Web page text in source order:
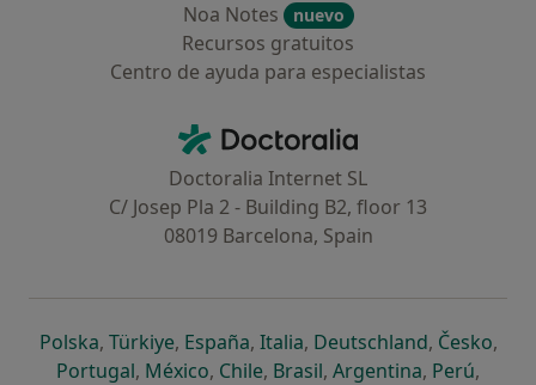
Noa Notes
nuevo
Recursos gratuitos
Centro de ayuda para especialistas
Doctoralia - Página de inicio
Doctoralia Internet SL
C/ Josep Pla 2 - Building B2, floor 13
08019 Barcelona, Spain
Polskase abre en una nueva pestaña
, Türkiyese abre en una nueva pestaña
, Españase abre en una nueva pestaña
, Italiase abre en una nueva
, Deutschlandse abre en
, Českose
,
Portugalse abre en una nueva pestaña
, Méxicose abre en una nueva pestaña
, Chilese abre en una nueva pestaña
, Brasilse abre en una nueva
, Argentinase abre en
, Perúse
,